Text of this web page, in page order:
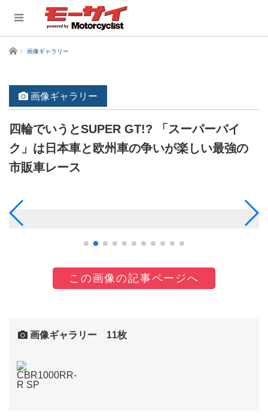
ホーム 画像ギャラリー
画像ギャラリー
四輪でいうとSUPER GT!? 「スーパーバイ
ク」は日本車と欧州車の争いが楽しい最強の
市販車レース
この画像の記事ページへ
画像ギャラリー 11枚